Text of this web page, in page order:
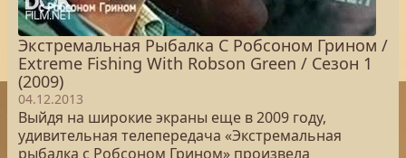
Экстремальная Рыбалка С Робсоном Грином /
Extreme Fishing With Robson Green / Сезон 1
(2009)
04.12.2013
Выйдя на широкие экраны еще в 2009 году,
удивительная телепередача «Экстремальная
рыбалка с Робсоном Грином» произвела